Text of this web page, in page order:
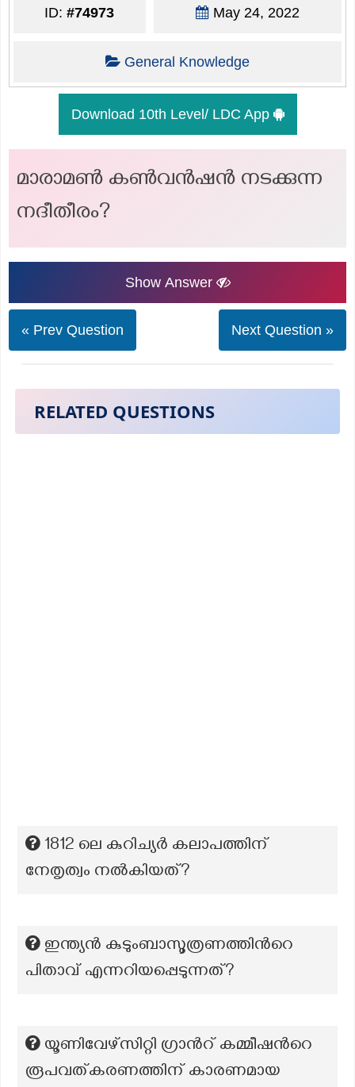
ID:#74973 May 24, 2022
General Knowledge
Download 10th Level/ LDC App
മാരാമൺ കൺവൻഷൻ നടക്കുന്ന
നദീതീരം?
Show Answer
« Prev Question Next Question »
RELATED QUESTIONS
1812 ലെ കുറിച്യർ കലാപത്തിന്
നേതൃത്വം നൽകിയത്?
ഇന്ത്യൻ കുടുംബാസൂത്രണത്തിൻറെ
പിതാവ് എന്നറിയപ്പെടുന്നത്?
യൂണിവേഴ്സിറ്റി ഗ്രാന്‍റ് കമ്മീഷന്‍റെ
രൂപവത്കരണത്തിന് കാരണമായ